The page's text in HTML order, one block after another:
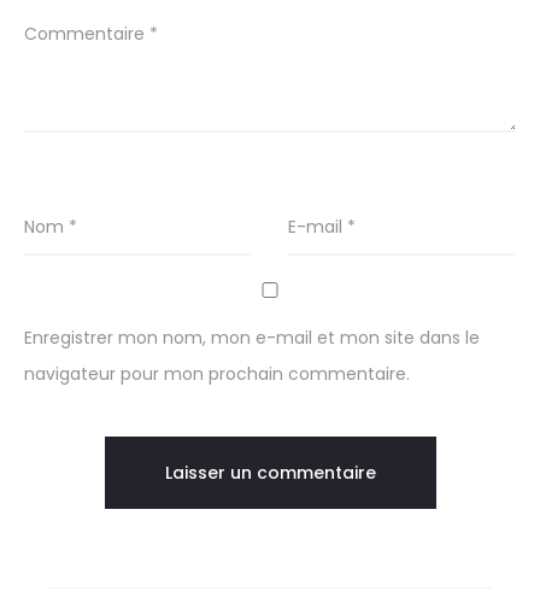
Commentaire *
Nom * E-mail *
Enregistrer mon nom, mon e-mail et mon site dans le
navigateur pour mon prochain commentaire.